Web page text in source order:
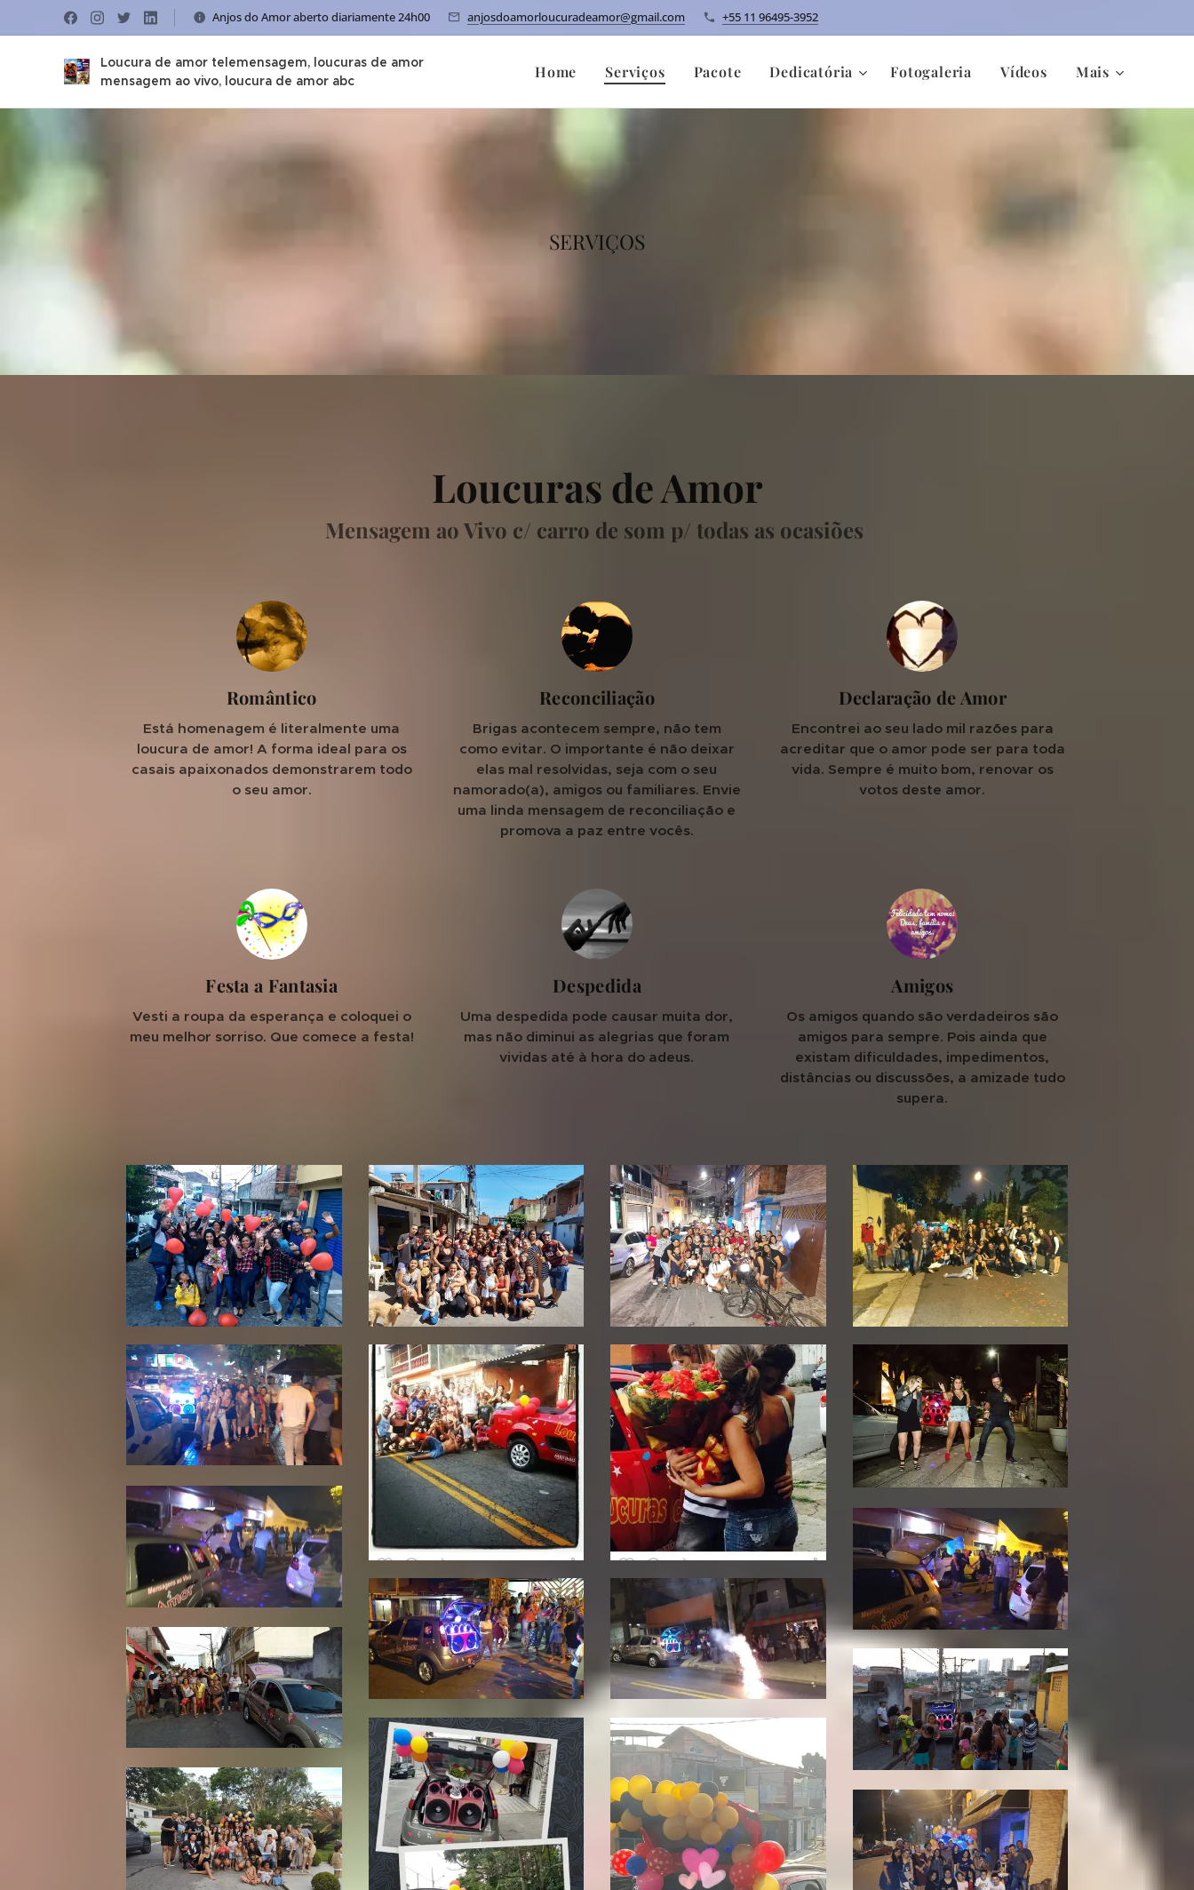
Anjos do Amor aberto diariamente 24h00 anjosdoamorloucuradeamor@gmail.com +55 11 96495-3952
Loucura de amor telemensagem, loucuras de amor
mensagem ao vivo, loucura de amor abc
Home Serviços Pacote Dedicatória Fotogaleria Vídeos Mais
SERVIÇOS
♥ Loucuras de Amor ♥
♥ Mensagem ao Vivo c/ carro de som p/ todas as ocasiões ♥
Romântico
Está homenagem é literalmente uma
loucura de amor! A forma ideal para os
casais apaixonados demonstrarem todo
o seu amor.
Reconciliação
Brigas acontecem sempre, não tem
como evitar. O importante é não deixar
elas mal resolvidas, seja com o seu
namorado(a), amigos ou familiares. Envie
uma linda mensagem de reconciliação e
promova a paz entre vocês.
Declaração de Amor
Encontrei ao seu lado mil razões para
acreditar que o amor pode ser para toda
vida. Sempre é muito bom, renovar os
votos deste amor.
Festa a Fantasia
Vesti a roupa da esperança e coloquei o
meu melhor sorriso. Que comece a festa!
Despedida
Uma despedida pode causar muita dor,
mas não diminui as alegrias que foram
vividas até à hora do adeus.
Amigos
Os amigos quando são verdadeiros são
amigos para sempre. Pois ainda que
existam dificuldades, impedimentos,
distâncias ou discussões, a amizade tudo
supera.